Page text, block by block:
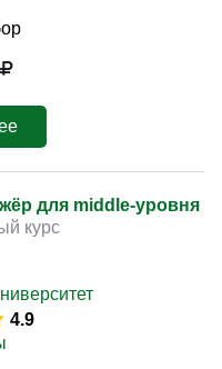
для middle-уровня
курс
4.9